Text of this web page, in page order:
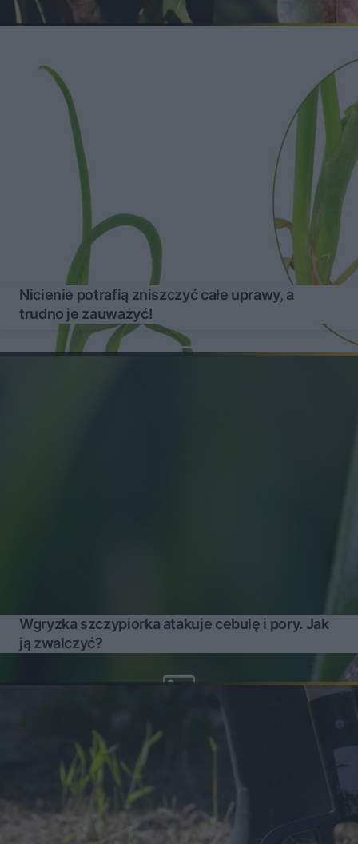
Nicienie potrafią zniszczyć całe uprawy, a
trudno je zauważyć!
Wgryzka szczypiorka atakuje cebulę i pory. Jak
ją zwalczyć?